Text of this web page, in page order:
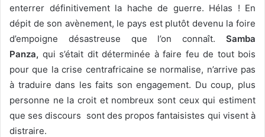
enterrer définitivement la hache de guerre. Hélas ! En
dépit de son avènement, le pays est plutôt devenu la foire
d’empoigne désastreuse que l’on connaît. Samba
Panza, qui s’était dit déterminée à faire feu de tout bois
pour que la crise centrafricaine se normalise, n’arrive pas
à traduire dans les faits son engagement. Du coup, plus
personne ne la croit et nombreux sont ceux qui estiment
que ses discours sont des propos fantaisistes qui visent à
distraire.